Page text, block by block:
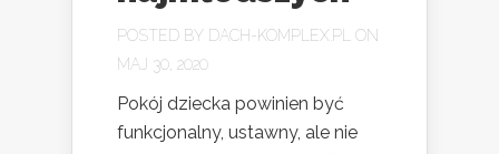
POSTED BY DACH-KOMPLEX.PL
ON
MAJ 30, 2020
Pokój dziecka powinien być
funkcjonalny, ustawny, ale nie